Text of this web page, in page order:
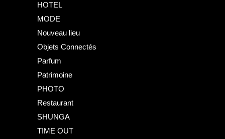
HOTEL
MODE
Nouveau lieu
Objets Connectés
Parfum
Patrimoine
PHOTO
Restaurant
SHUNGA
TIME OUT